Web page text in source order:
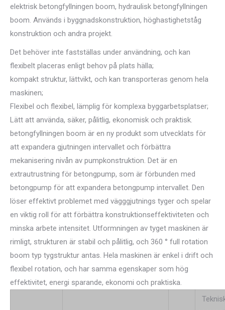
elektrisk betongfyllningen boom, hydraulisk betongfyllningen
boom. Används i byggnadskonstruktion, höghastighetståg
konstruktion och andra projekt.
Det behöver inte fastställas under användning, och kan
flexibelt placeras enligt behov på plats hälla;
kompakt struktur, lättvikt, och kan transporteras genom hela
maskinen;
Flexibel och flexibel, lämplig för komplexa byggarbetsplatser;
Lätt att använda, säker, pålitlig, ekonomisk och praktisk.
betongfyllningen boom är en ny produkt som utvecklats för
att expandera gjutningen intervallet och förbättra
mekanisering nivån av pumpkonstruktion. Det är en
extrautrustning för betongpump, som är förbunden med
betongpump för att expandera betongpump intervallet. Den
löser effektivt problemet med vägggjutnings tyger och spelar
en viktig roll för att förbättra konstruktionseffektiviteten och
minska arbete intensitet. Utformningen av tyget maskinen är
rimligt, strukturen är stabil och pålitlig, och 360 ° full rotation
boom typ tygstruktur antas. Hela maskinen är enkel i drift och
flexibel rotation, och har samma egenskaper som hög
effektivitet, energi sparande, ekonomi och praktiska.